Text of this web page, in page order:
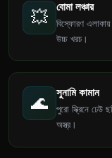
💥
বোমা লঞ্চার
বিস্ফোরণ
উচ্চ খরচ।
🌊
সুনামি কামান
পুরো স্ক্রিনে ঢেউ
অস্ত্র।